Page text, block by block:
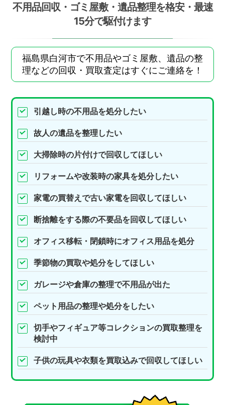
不用品回収・ゴミ屋敷・遺品整理を格安・最速
15分で駆付けます
福島県白河市で不用品やゴミ屋敷、遺品の整
理などの回収・買取査定はすぐにご連絡を！
引越し時の不用品を処分したい
故人の遺品を整理したい
大掃除時の片付けで回収してほしい
リフォームや改装時の家具を処分したい
家電の買替えで古い家電を回収してほしい
断捨離をする際の不要品を回収してほしい
オフィス移転・閉鎖時にオフィス用品を処分
季節物の買取や処分をしてほしい
ガレージや倉庫の整理で不用品が出た
ペット用品の整理や処分をしたい
切手やフィギュア等コレクションの買取整理を
検討中
子供の玩具や衣類を買取込みで回収してほしい